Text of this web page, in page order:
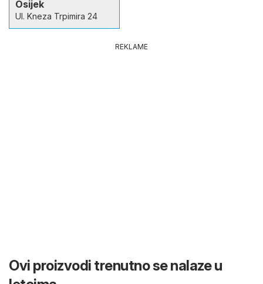
Osijek
Ul. Kneza Trpimira 24
REKLAME
Ovi proizvodi trenutno se nalaze u